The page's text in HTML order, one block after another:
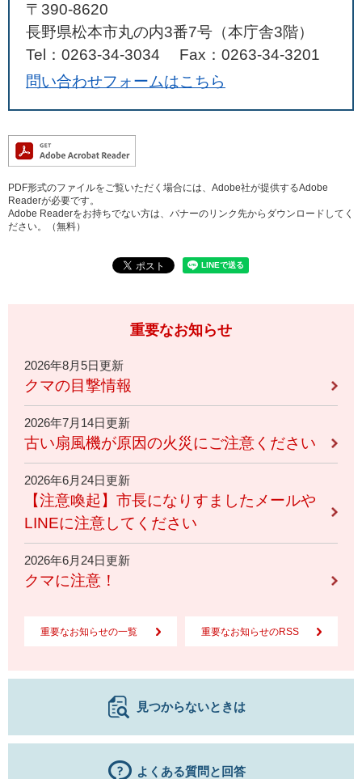
〒390-8620
長野県松本市丸の内3番7号（本庁舎3階）
Tel：0263-34-3034
Fax：0263-34-3201
問い合わせフォームはこちら
PDF形式のファイルをご覧いただく場合には、Adobe社が提供するAdobe
Readerが必要です。
Adobe Readerをお持ちでない方は、バナーのリンク先からダウンロードしてく
ださい。（無料）
重要なお知らせ
2026年8月5日更新
クマの目撃情報
2026年7月14日更新
古い扇風機が原因の火災にご注意ください
2026年6月24日更新
【注意喚起】市長になりすましたメールや
LINEに注意してください
2026年6月24日更新
クマに注意！
重要なお知らせの一覧 重要なお知らせのRSS
見つからないときは
よくある質問と回答